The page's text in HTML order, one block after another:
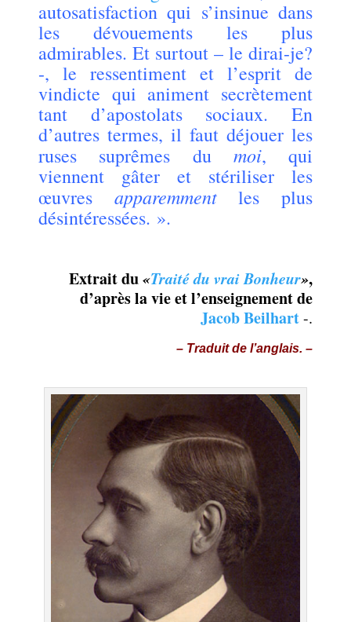
autosatisfaction qui s’insinue dans
les dévouements les plus
admirables. Et surtout – le dirai-je?
-, le ressentiment et l’esprit de
vindicte qui animent secrètement
tant d’apostolats sociaux. En
d’autres termes, il faut déjouer les
ruses suprêmes du moi, qui
viennent gâter et stériliser les
œuvres apparemmentles plus
désintéressées. ».
Extrait du«Traité du vrai Bonheur»,
d’après la vie et l’enseignement de
Jacob Beilhart-.
– Traduit de l’anglais. –